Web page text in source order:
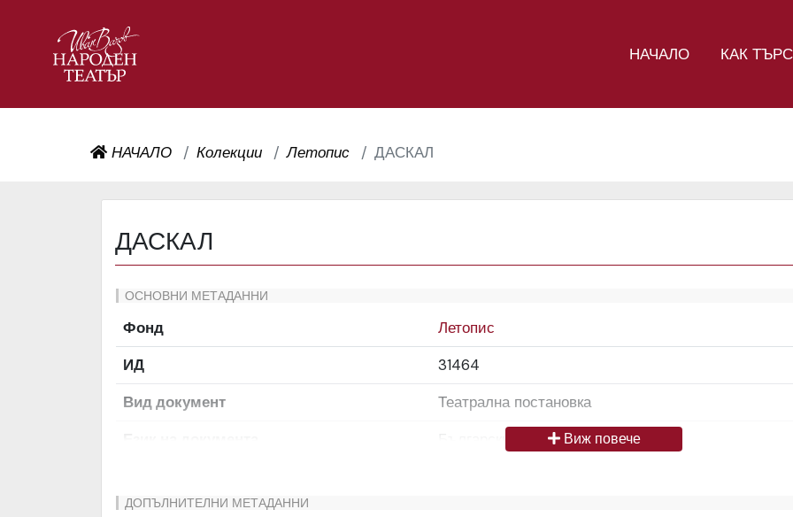
НАЧАЛО КАК
НАЧАЛО Колекции Летопис ДАСКАЛ
ДАСКАЛ
ОСНОВНИ МЕТАДАННИ
Фонд
Летопис
ИД
31464
Вид документ
Театрална постановка
Виж повече
ДОПЪЛНИТЕЛНИ МЕТАДАННИ